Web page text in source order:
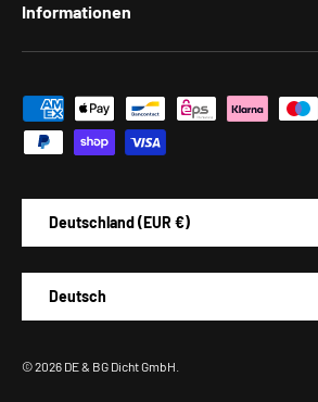
Informationen
Zahlungsmethoden
Deutschland (EUR €)
Deutsch
© 2026 DE & BG Dicht GmbH